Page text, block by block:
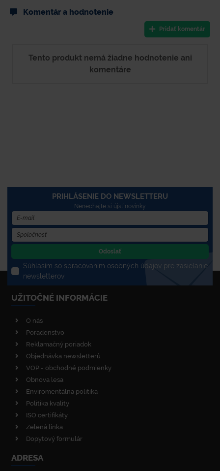
Komentár a hodnotenie
Pridať komentár
Tento produkt nemá žiadne hodnotenie ani
komentáre
PRIHLÁSENIE DO NEWSLETTERU
Nenechajte si újsť novinky
Odoslať
Súhlasím so spracovaním osobných údajov pre zasielanie
newsletterov
UŽITOČNÉ INFORMÁCIE
O nás
Poradenstvo
Reklamačný poriadok
Objednávka newsletterů
VOP - obchodné podmienky
Obnova lesa
Enviromentálna politika
Politika kvality
ISO certifikáty
Zelená linka
Dopytový formulár
ADRESA